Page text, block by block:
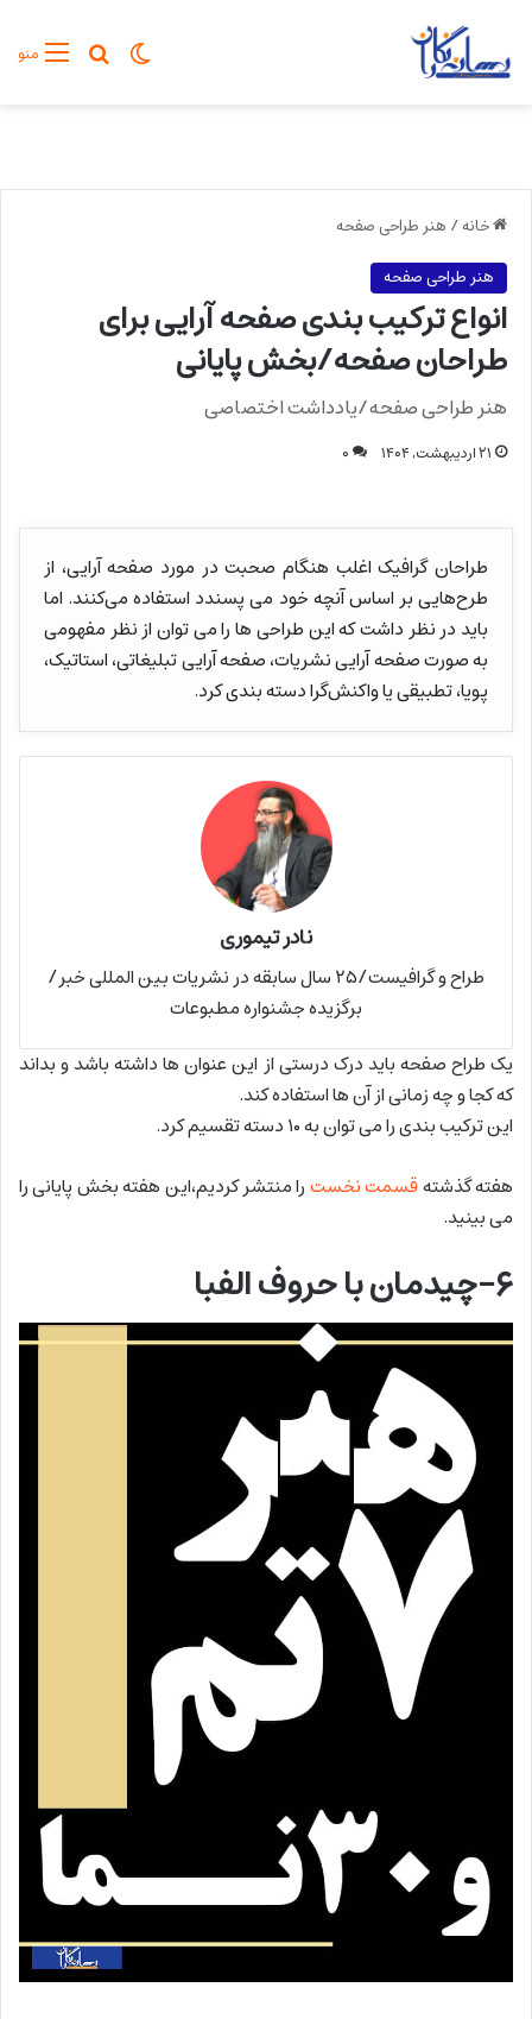
منوجستجو
تغییر پوسته
خانه/ هنر طراحی صفحه
هنر طراحی صفحه
انواع ترکیب بندی صفحه آرایی برای
طراحان صفحه/بخش پایانی
هنر طراحی صفحه/یادداشت اختصاصی
۲۱ اردیبهشت, ۱۴۰۴ ۰
طراحان گرافیک اغلب هنگام صحبت در مورد صفحه آرایی، از
طرح‌هایی بر اساس آنچه خود می پسندد استفاده می‌کنند. اما
باید در نظر داشت که این طراحی ها را می توان از نظر مفهومی
به صورت صفحه آرایی نشریات، صفحه آرایی تبلیغاتی، استاتیک،
پویا، تطبیقی یا واکنش‌گرا دسته بندی کرد.
نادر تیموری
طراح و گرافیست/۲۵ سال سابقه در نشریات بین المللی خبر/
برگزیده جشنواره مطبوعات
یک طراح صفحه باید درک درستی از این عنوان ها داشته باشد و بداند
که کجا و چه زمانی از آن ها استفاده کند.
این ترکیب بندی را می توان به ۱۰ دسته تقسیم کرد.
هفته گذشتهقسمت نخسترا منتشر کردیم،این هفته بخش پایانی را
می بینید.
۶-چیدمان با حروف الفبا